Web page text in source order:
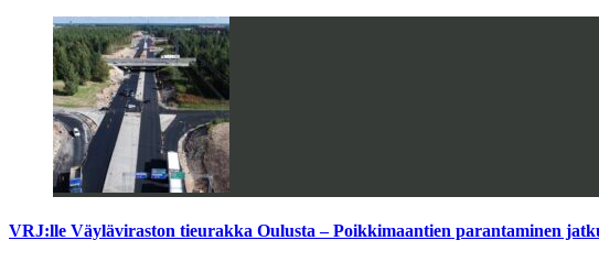
VRJ:lle Väyläviraston tieurakka Oulusta – Poikkimaantien parantaminen